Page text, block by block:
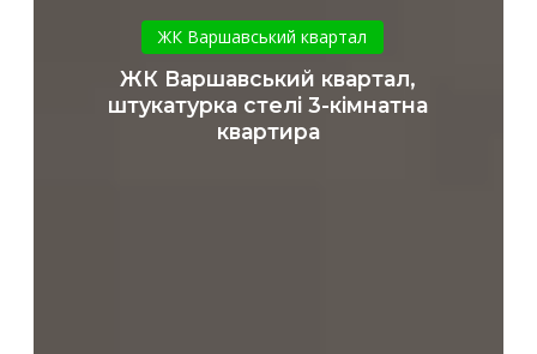
Варшавський
квартал,
штукатурка
стелі
ЖК Варшавський квартал
ЖК Варшавський квартал,
штукатурка стелі 3-кімнатна
квартира